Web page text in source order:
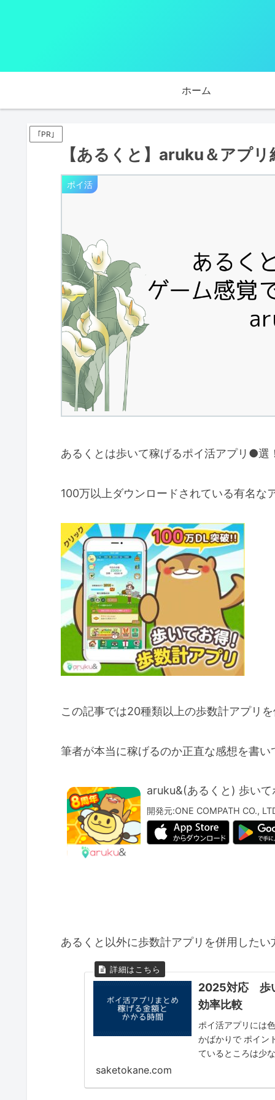
ホーム
｢PR｣
【あるくと】aruku＆アプ
ポイ活
あるくとは歩いて稼げるポイ活アプリ●選
100万以上ダウンロードされている有名な
この記事では20種類以上の歩数計アプリ
筆者が本当に稼げるのか正直な感想を書い
aruku&(あるくと) 歩い
開発元:ONE COMPATH CO.,
あるくと以外に歩数計アプリを併用した
2025対応 歩
効率比較
ポイ活アプリには
かばかりで ポイン
ているところは少
saketokane.com